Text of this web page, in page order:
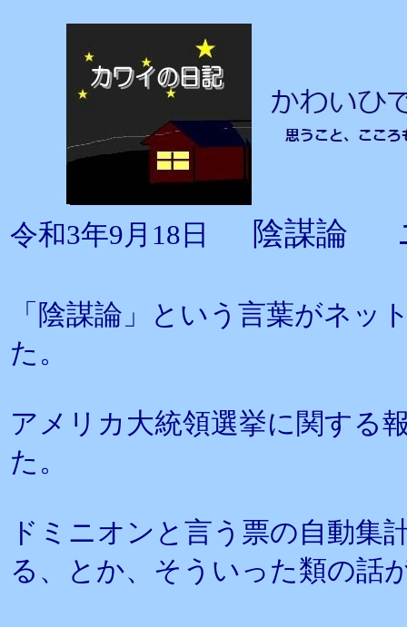
令和3年9月18日 陰謀論
「陰謀論」という言葉がネ
た。
アメリカ大統領選挙に関する
た。
ドミニオンと言う票の自動集
る、とか、そういった類の話